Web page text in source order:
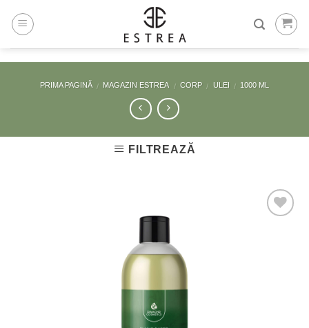
PRIMA PAGINĂ / MAGAZIN ESTREA / CORP / ULEI / 1000 ML
FILTREAZĂ